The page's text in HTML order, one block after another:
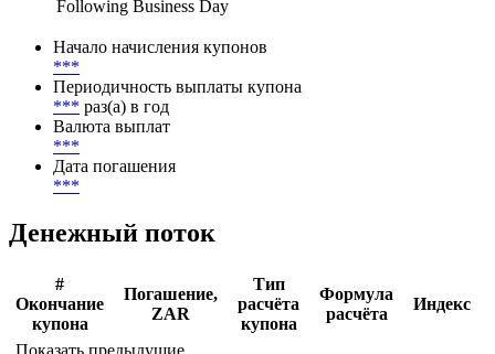
Following Business Day
Начало начисления купонов
***
Периодичность выплаты купона
*** раз(а) в год
Валюта выплат
***
Дата погашения
***
Денежный поток
#
Окончание
купона
Погашение,
ZAR
Тип
расчёта
купона
Формула
расчёта
Индекс
Показать предыдущие